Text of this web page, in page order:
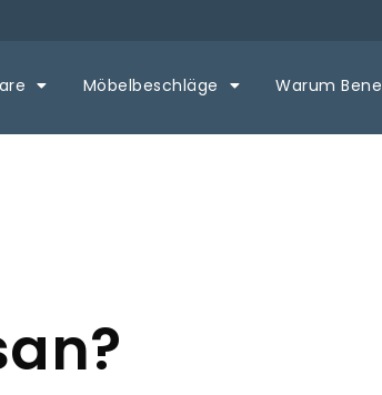
Möbelbeschläge Warum Bene